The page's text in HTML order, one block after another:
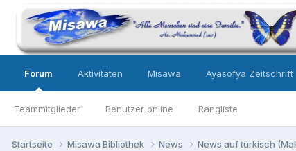
Forum
Teammitglieder Benutzer online Rangliste
Aktivitäten Misawa Ayasofya Zeitschrift
Startseite Misawa Bibliothek News News auf türkisch